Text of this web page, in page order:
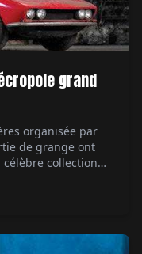
grand
organisée par
de grange ont
collection